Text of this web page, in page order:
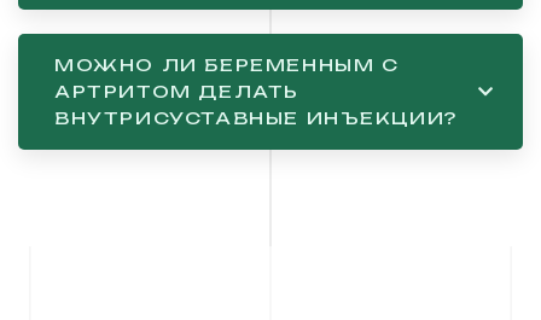
МОЖНО ЛИ БЕРЕМЕННЫМ С
АРТРИТОМ ДЕЛАТЬ
ВНУТРИСУСТАВНЫЕ ИНЪЕКЦИИ?